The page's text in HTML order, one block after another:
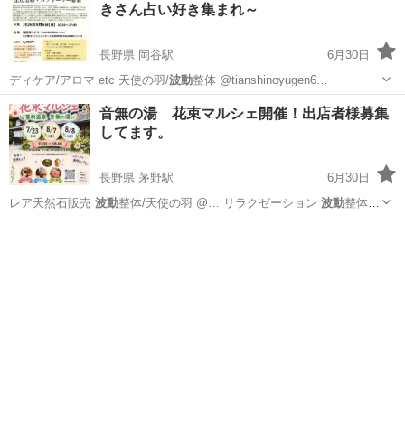
きさん占い好き集まれ～
長野県 岡谷駅
6月30日
ディケア/アロマ etc 天使の羽/波動整体 @tianshinoyugen6…
長野 岡谷市 岡谷駅 ワークショップ 龍神
音無の湯 花束マルシェ開催！出店者様募集
してます。
長野県 茅野駅
6月30日
レア天然石販売 波動整体/天使の羽 @… リラクゼーション 波動整体/